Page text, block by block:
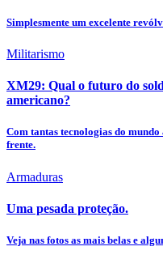
Simplesmente um excelente
Militarismo
XM29: Qual o futuro do
americano?
Com tantas tecnologias do
frente.
Armaduras
Uma pesada proteção.
Veja nas fotos as mais belas e